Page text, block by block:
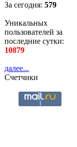
За сегодня: 579
Уникальных
пользователей за
последние сутки:
10879
далее...
Счетчики